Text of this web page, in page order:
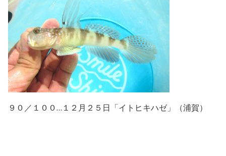
９０／１００…１２月２５日「イトヒキハゼ」（浦賀）